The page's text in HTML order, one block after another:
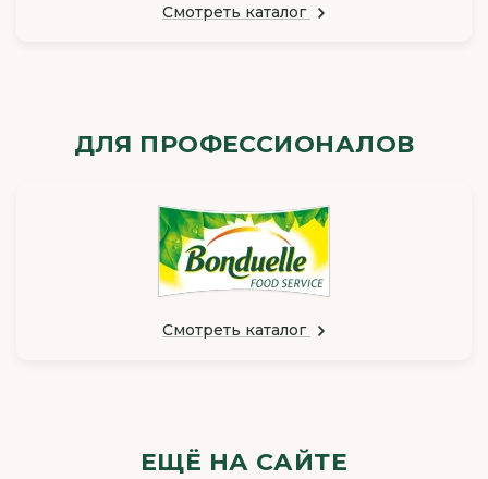
Смотреть каталог
ДЛЯ ПРОФЕССИОНАЛОВ
Смотреть каталог
ЕЩЁ НА САЙТЕ